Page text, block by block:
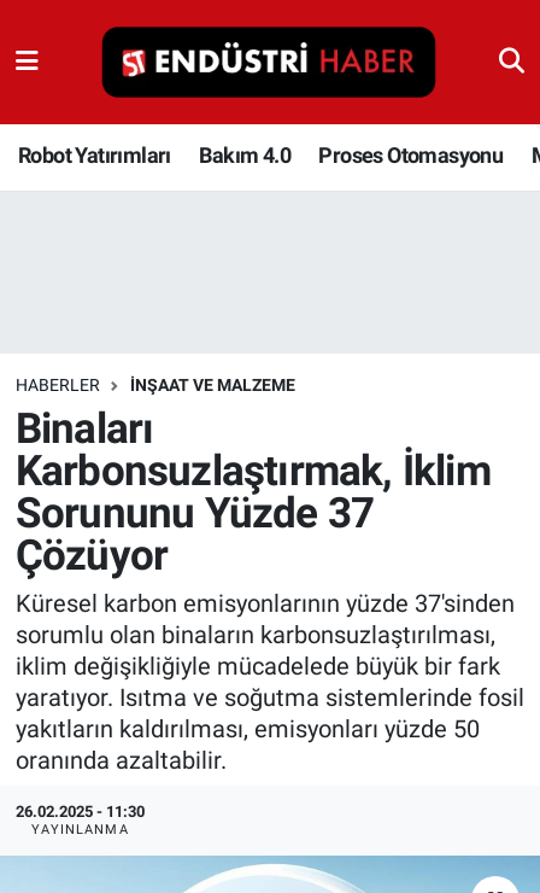
Robot Yatırımları Bakım 4.0 Proses Otomasyonu
HABERLER İNŞAAT VE MALZEME
Binaları
Karbonsuzlaştırmak, İklim
Sorununu Yüzde 37
Çözüyor
Küresel karbon emisyonlarının yüzde 37'sinden
sorumlu olan binaların karbonsuzlaştırılması,
iklim değişikliğiyle mücadelede büyük bir fark
yaratıyor. Isıtma ve soğutma sistemlerinde fosil
yakıtların kaldırılması, emisyonları yüzde 50
oranında azaltabilir.
26.02.2025 - 11:30
YAYINLANMA
Robot Yatırımları
Bakım 4.0
Depolama Çözümleri
İnşaat ve Malzeme
HaberOrtak
EndüstriST
Enerjisini Üreten Fabrikalar
Endüstri 4.0 Uygulamaları
Ağır Sanayi Çözümleri